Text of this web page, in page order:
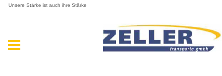
Unsere Stärke ist auch ihre Stärke